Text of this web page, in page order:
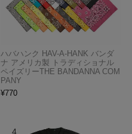
ハバハンク HAV-A-HANK バンダ
ナ アメリカ製 トラディショナル
ペイズリーTHE BANDANNA COM
PANY
¥770